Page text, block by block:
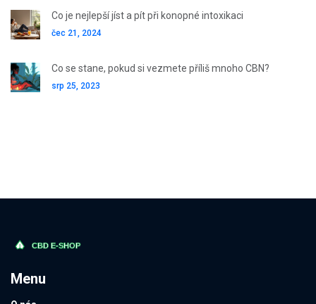
Co je nejlepší jíst a pít při konopné intoxikaci
čec 21, 2024
Co se stane, pokud si vezmete příliš mnoho CBN?
srp 25, 2023
Menu